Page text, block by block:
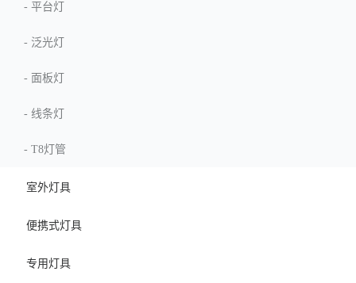
- 平台灯
- 泛光灯
- 面板灯
- 线条灯
- T8灯管
室外灯具
便携式灯具
专用灯具